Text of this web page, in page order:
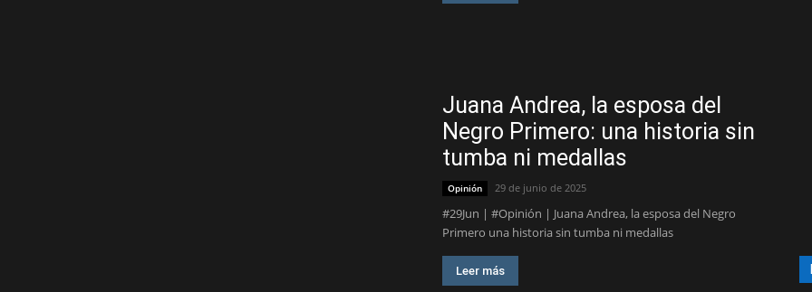
Juana Andrea, la esposa del
Negro Primero: una historia sin
tumba ni medallas
Opinión 29 de junio de 2025
#29Jun | #Opinión | Juana Andrea, la esposa del Negro
Primero una historia sin tumba ni medallas
Leer más